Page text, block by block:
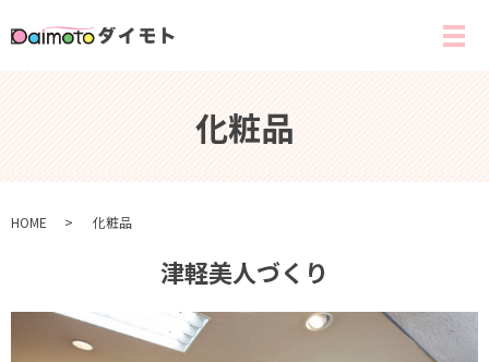
化粧品
HOME 化粧品
津軽美人づくり